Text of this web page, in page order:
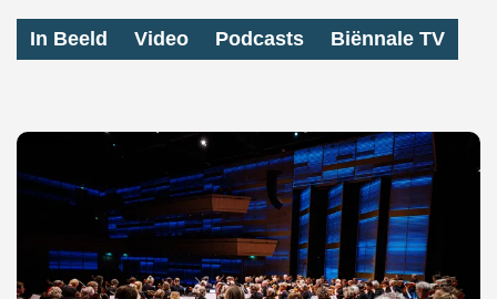
In Beeld Video Podcasts Biënnale TV